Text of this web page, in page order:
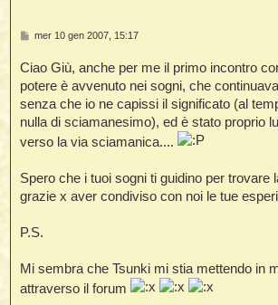
M
s
a
g
g
o
mer 10 gen 2007, 15:17
Ciao Giù, anche per me il primo incontro
potere è avvenuto nei sogni, che
senza che io ne capissi il significato (al
nulla di sciamanesimo), ed è stato proprio
verso la via sciamanica....
Spero che i tuoi sogni ti guidino per trovare
grazie x aver condiviso con noi le tue
P.S.
Mi sembra che Tsunki mi stia mettendo in
attraverso il forum